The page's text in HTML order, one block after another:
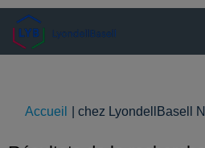
Accueil chez LyondellBasell